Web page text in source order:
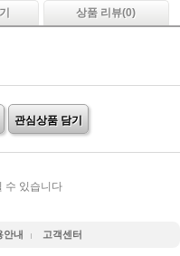
상품 리뷰(0)
관심상품 담기
수 있습니다
안내 고객센터